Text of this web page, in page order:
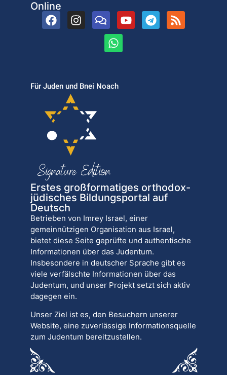
Online
Für Juden und Bnei Noach
Erstes großformatiges orthodox-
jüdisches Bildungsportal auf
Deutsch
Betrieben von Imrey Israel, einer
gemeinnützigen Organisation aus Israel,
bietet diese Seite geprüfte und authentische
Informationen über das Judentum.
Insbesondere in deutscher Sprache gibt es
viele verfälschte Informationen über das
Judentum, und unser Projekt setzt sich aktiv
dagegen ein.
Unser Ziel ist es, den Besuchern unserer
Website, eine zuverlässige Informationsquelle
zum Judentum bereitzustellen.